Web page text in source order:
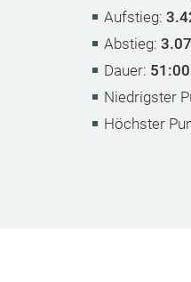
Aufstieg:
Abstieg:
Dauer:
Niedrigster
Höchster